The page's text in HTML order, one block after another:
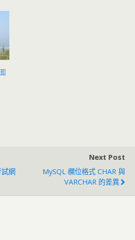
網
Next Post
MySQL 欄位格式 CHAR 與
VARCHAR 的差異